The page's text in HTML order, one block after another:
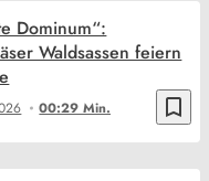
bookmark_border
00:29 Min.
Dominum“:
Waldsassen feiern